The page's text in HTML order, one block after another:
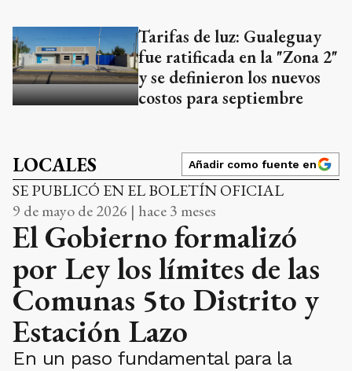
Tarifas de luz: Gualeguay
fue ratificada en la "Zona 2"
y se definieron los nuevos
costos para septiembre
LOCALES Añadir como fuente en
SE PUBLICÓ EN EL BOLETÍN OFICIAL
9 de mayo de 2026 | hace 3 meses
El Gobierno formalizó
por Ley los límites de las
Comunas 5to Distrito y
Estación Lazo
En un paso fundamental para la